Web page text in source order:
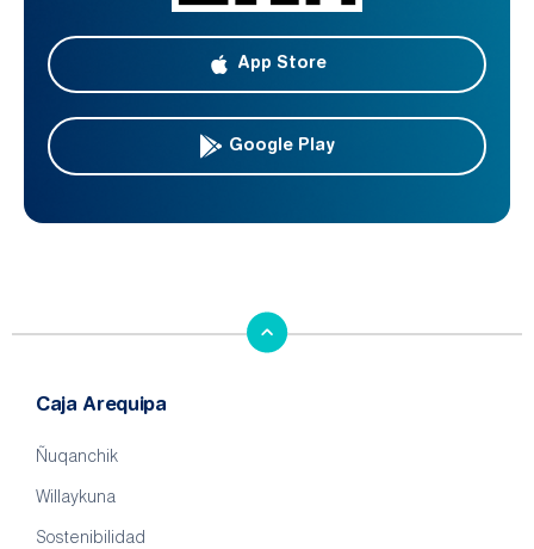
App Store
Google Play
Caja Arequipa
Ñuqanchik
Willaykuna
Sostenibilidad